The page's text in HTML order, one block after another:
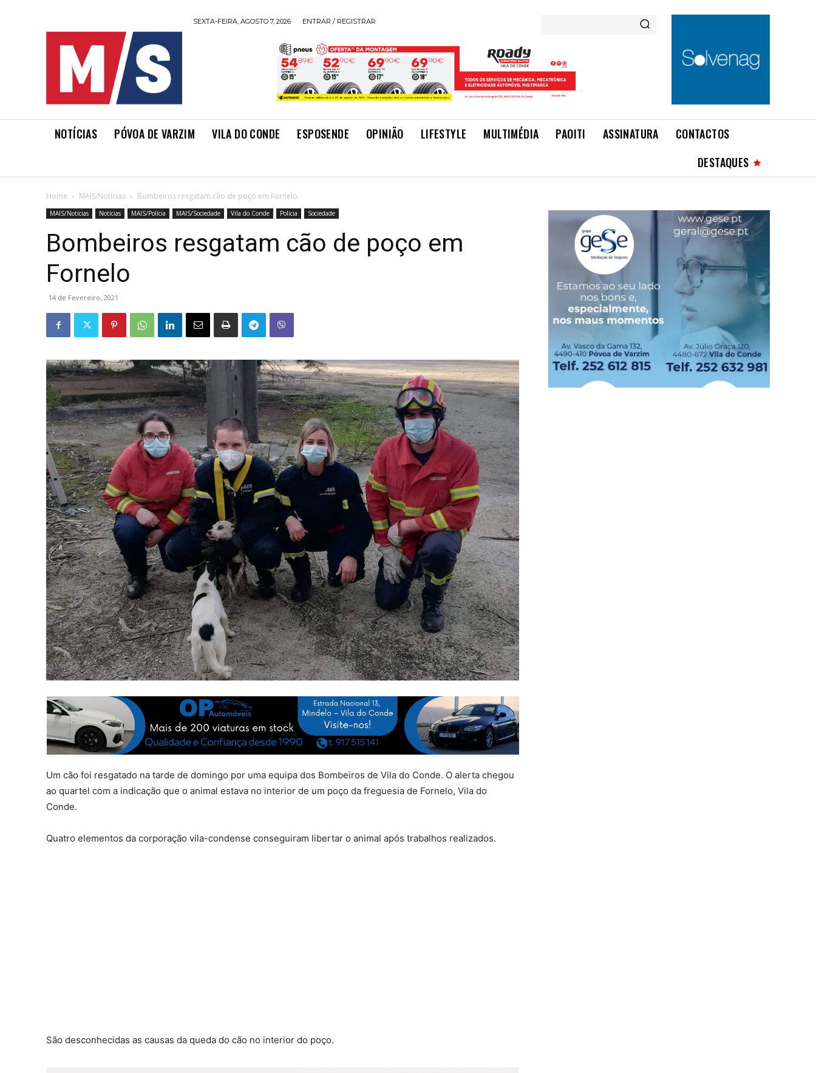
SEXTA-FEIRA, AGOSTO 7, 2026 ENTRAR / REGISTRAR
NOTÍCIAS PÓVOA DE VARZIM VILA DO CONDE ESPOSENDE OPINIÃO LIFESTYLE MULTIMÉDIA PAOITI ASSINATURA
CONTACTOS
DESTAQUES
Home MAIS/Notícias Bombeiros resgatam cão de poço em Fornelo
MAIS/Notícias Notícias MAIS/Polícia MAIS/Sociedade Vila do Conde Polícia Sociedade
Bombeiros resgatam cão de poço em
Fornelo
14 de Fevereiro, 2021
Um cão foi resgatado na tarde de domingo por uma equipa dos Bombeiros de Vila do Conde. O alerta chegou
ao quartel com a indicação que o animal estava no interior de um poço da freguesia de Fornelo, Vila do
Conde.
Quatro elementos da corporação vila-condense conseguiram libertar o animal após trabalhos realizados.
São desconhecidas as causas da queda do cão no interior do poço.